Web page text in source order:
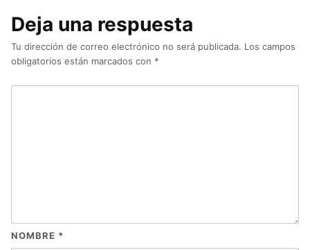
Deja una respuesta
Tu dirección de correo electrónico no será publicada. Los campos
obligatorios están marcados con *
NOMBRE *